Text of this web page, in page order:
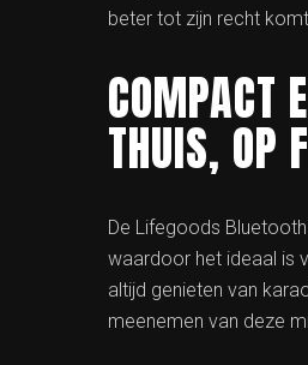
beter tot zijn recht
COMPACT
THUIS, OP
De Lifegoods
waardoor het ideaal is
altijd genieten van
meenemen van deze